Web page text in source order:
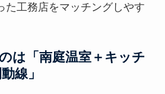
た工務店をマッチングしやす
は「南庭温室＋キッチ
線」